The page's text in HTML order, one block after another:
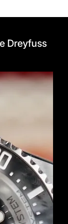
Dreyfuss